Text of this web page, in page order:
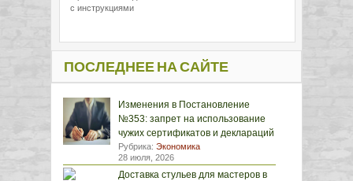
с инструкциями
ПОСЛЕДНЕЕ НА САЙТЕ
Изменения в Постановление
№353: запрет на использование
чужих сертификатов и деклараций
Рубрика: Экономика
28 июля, 2026
Доставка стульев для мастеров в